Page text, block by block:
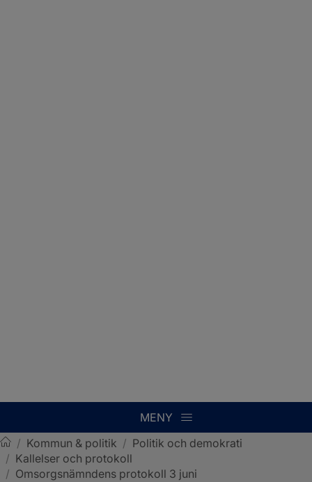
MENY
Sotenäs kommun
/ Kommun & politik / Politik och demokrati
/ Kallelser och protokoll
/ Omsorgsnämndens protokoll 3 juni